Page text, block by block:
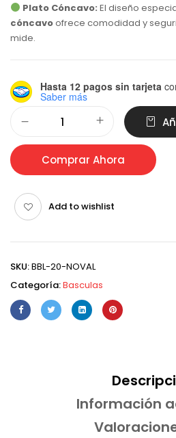
Plato Cóncavo: El diseño
cóncavoofrece comodidad y
mide.
Hasta 12 pagos sin tarjeta
Saber más
Comprar Ahora
Add to wishlist
SKU:BBL-20-NOVAL
Categoría:Basculas
Información